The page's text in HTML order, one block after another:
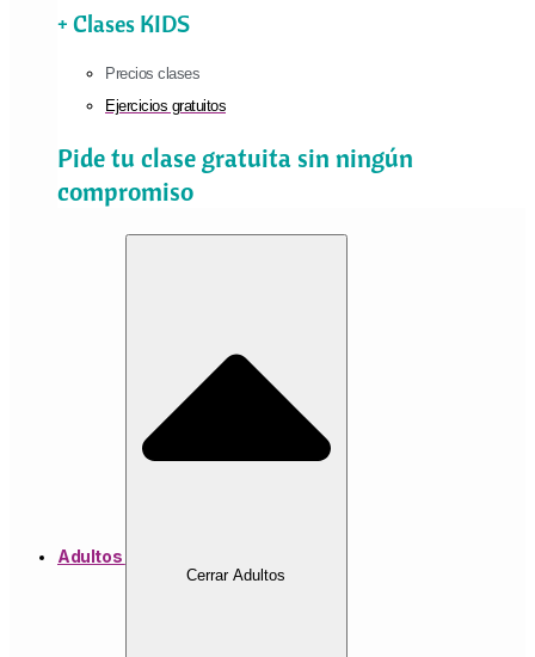
+ Clases KIDS
Precios clases
Ejercicios gratuitos
Pide tu clase gratuita sin ningún
compromiso
Adultos
Cerrar Adultos